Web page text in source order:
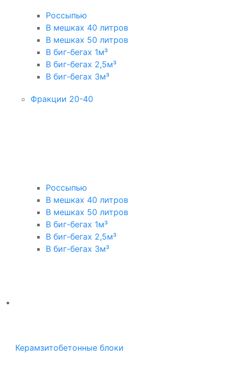
Россыпью
В мешках 40 литров
В мешках 50 литров
В биг-бегах 1м³
В биг-бегах 2,5м³
В биг-бегах 3м³
Фракции 20-40
Россыпью
В мешках 40 литров
В мешках 50 литров
В биг-бегах 1м³
В биг-бегах 2,5м³
В биг-бегах 3м³
Керамзитобетонные блоки